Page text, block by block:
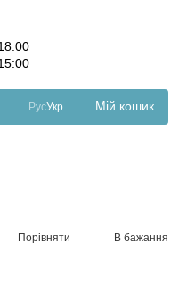
РусУкр Мій кошик
Порівняти В бажання